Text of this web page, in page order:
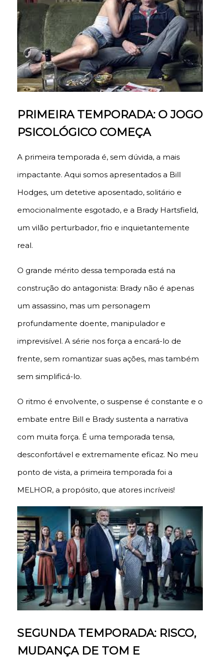
PRIMEIRA TEMPORADA: O JOGO
PSICOLÓGICO COMEÇA
A primeira temporada é, sem dúvida, a mais
impactante. Aqui somos apresentados a Bill
Hodges, um detetive aposentado, solitário e
emocionalmente esgotado, e a Brady Hartsfield,
um vilão perturbador, frio e inquietantemente
real.
O grande mérito dessa temporada está na
construção do antagonista: Brady não é apenas
um assassino, mas um personagem
profundamente doente, manipulador e
imprevisível. A série nos força a encará-lo de
frente, sem romantizar suas ações, mas também
sem simplificá-lo.
O ritmo é envolvente, o suspense é constante e o
embate entre Bill e Brady sustenta a narrativa
com muita força. É uma temporada tensa,
desconfortável e extremamente eficaz. No meu
ponto de vista, a primeira temporada foi a
MELHOR, a propósito, que atores incríveis!
SEGUNDA TEMPORADA: RISCO,
MUDANÇA DE TOM E